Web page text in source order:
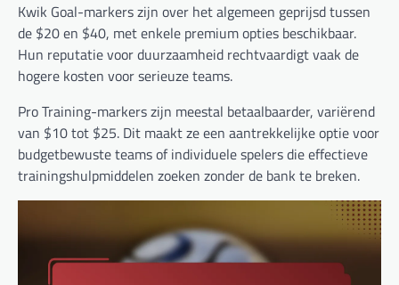
Kwik Goal-markers zijn over het algemeen geprijsd tussen
de $20 en $40, met enkele premium opties beschikbaar.
Hun reputatie voor duurzaamheid rechtvaardigt vaak de
hogere kosten voor serieuze teams.
Pro Training-markers zijn meestal betaalbaarder, variërend
van $10 tot $25. Dit maakt ze een aantrekkelijke optie voor
budgetbewuste teams of individuele spelers die effectieve
trainingshulpmiddelen zoeken zonder de bank te breken.